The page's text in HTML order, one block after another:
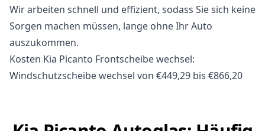
Wir arbeiten schnell und effizient, sodass Sie sich keine
Sorgen machen müssen, lange ohne Ihr Auto
auszukommen.
Kosten Kia Picanto Frontscheibe wechsel:
Windschutzscheibe wechsel von €449,29 bis €866,20